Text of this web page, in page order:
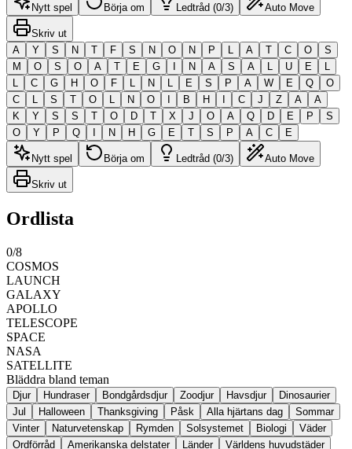
Nytt spel Börja om Ledtråd (0/3) Auto Move
Skriv ut
A
Y S N T F S N O N P L A T C O
S
M
O S O A T E G I N A S A L U E
L
L
C G H O F L N L E S P A W E Q
O
C
L S T O L N O I B H I C J Z A
A
K
Y S S T O D T X J O A Q D E P
S
O
Y P Q I N H G E T S P A C E
Nytt spel Börja om Ledtråd (0/3) Auto Move
Skriv ut
Ordlista
0/8
COSMOS
LAUNCH
GALAXY
APOLLO
TELESCOPE
SPACE
NASA
SATELLITE
Bläddra bland teman
Djur Hundraser Bondgårdsdjur Zoodjur Havsdjur
Dinosaurier
Jul
Halloween Thanksgiving Påsk Alla hjärtans dag
Sommar
Vinter
Naturvetenskap Rymden Solsystemet Biologi
Väder
Ordförråd
Amerikanska delstater Länder Världens huvudstäder